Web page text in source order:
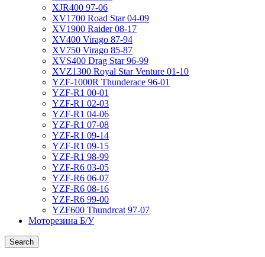
XJR400 97-06
XV1700 Road Star 04-09
XV1900 Raider 08-17
XV400 Virago 87-94
XV750 Virago 85-87
XVS400 Drag Star 96-99
XVZ1300 Royal Star Venture 01-10
YZF-1000R Thunderace 96-01
YZF-R1 00-01
YZF-R1 02-03
YZF-R1 04-06
YZF-R1 07-08
YZF-R1 09-14
YZF-R1 09-15
YZF-R1 98-99
YZF-R6 03-05
YZF-R6 06-07
YZF-R6 08-16
YZF-R6 99-00
YZF600 Thundrcat 97-07
Моторезина Б/У
Search